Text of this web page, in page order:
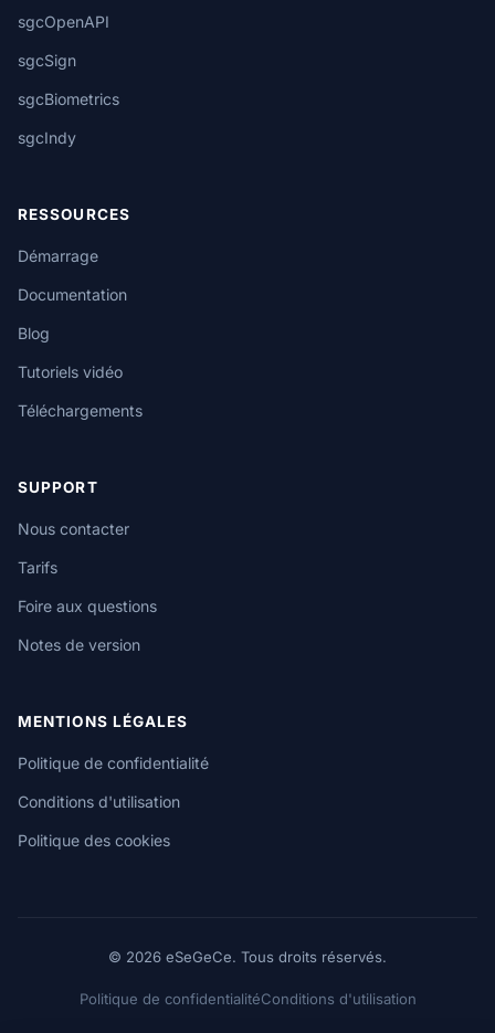
sgcOpenAPI
sgcSign
sgcBiometrics
sgcIndy
RESSOURCES
Démarrage
Documentation
Blog
Tutoriels vidéo
Téléchargements
SUPPORT
Nous contacter
Tarifs
Foire aux questions
Notes de version
MENTIONS LÉGALES
Politique de confidentialité
Conditions d'utilisation
Politique des cookies
© 2026 eSeGeCe. Tous droits réservés.
Politique de confidentialitéConditions d'utilisation